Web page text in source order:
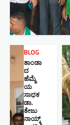
BLOG
ತಾಂಡಾ
ದ
ಹೆಮ್ಮೆ
ಯ
ಸಾಧಕ
ಡಾ.
ತೇಜು
ನಾಯ್ಕ್